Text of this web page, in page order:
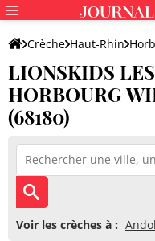
Crèche Haut-Rhin
LIONSKIDS LES JARDINS
LIONSKIDS
HORBOURG
(68180)
Voir les crèches à :